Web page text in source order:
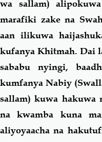
wa sallam)
marafiki zake na
aan ilikuwa
kufanya Khitmah. Dai
sababu nyingi,
kumfanya Nabiy
sallam) kuwa
na kwamba kuna
aliyoyaacha na